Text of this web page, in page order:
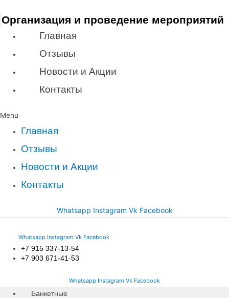
Организация и проведение мероприятий
Главная
Отзывы
Новости и Акции
Контакты
Menu
Главная
Отзывы
Новости и Акции
Контакты
Whatsapp Instagram Vk Facebook
Whatsapp Instagram Vk Facebook
+7 915 337-13-54
+7 903 671-41-53
Whatsapp Instagram Vk Facebook
Банкетные